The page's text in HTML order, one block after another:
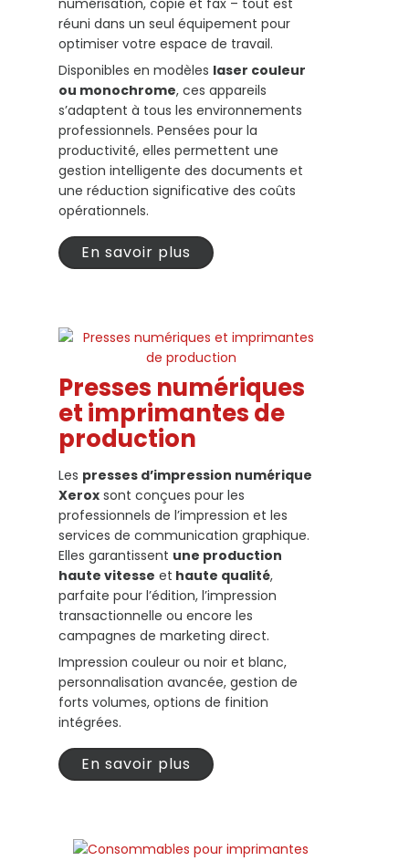
réuni dans un seul équipement pour
optimiser votre espace de travail.
Disponibles en modèles laser couleur
ou monochrome, ces appareils
s’adaptent à tous les environnements
professionnels. Pensées pour la
productivité, elles permettent une
gestion intelligente des documents et
une réduction significative des coûts
opérationnels.
En savoir plus
Presses numériques
et imprimantes de
production
Les presses d’impression numérique
Xerox sont conçues pour les
professionnels de l’impression et les
services de communication graphique.
Elles garantissent une production
haute vitesse et haute qualité,
parfaite pour l’édition, l’impression
transactionnelle ou encore les
campagnes de marketing direct.
Impression couleur ou noir et blanc,
personnalisation avancée, gestion de
forts volumes, options de finition
intégrées.
En savoir plus